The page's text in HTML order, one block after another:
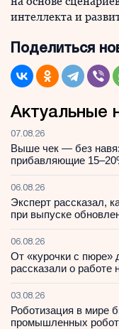
интеллекта и
Поделиться
Актуальные
07.08.26
Выше чек — без
прибавляющие
06.08.26
Эксперт рассказал,
при выпуске
06.08.26
От «курочки с пюре»
рассказали о работе
03.08.26
Роботизация в мире
промышленных